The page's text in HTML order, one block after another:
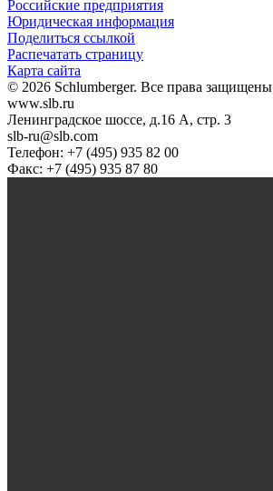
Российские предприятия
Юридическая информация
Поделиться ссылкой
Распечатать страницу
Карта сайта
© 2026 Schlumberger. Все права защищены
www.slb.ru
Ленинградское шоссе, д.16 А, стр. 3
slb-ru@slb.com
Телефон: +7 (495) 935 82 00
Факс: +7 (495) 935 87 80